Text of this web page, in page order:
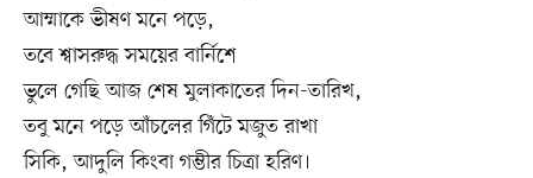
আম্মাকে ভীষণ মনে পড়ে,
তবে শ্বাসরুদ্ধ সময়ের বার্নিশে
ভুলে গেছি আজ শেষ মুলাকাতের দিন-তারিখ,
তবু মনে পড়ে আঁচলের গিঁটে মজুত রাখা
সিকি, আদুলি কিংবা গম্ভীর চিত্রা হরিণ।